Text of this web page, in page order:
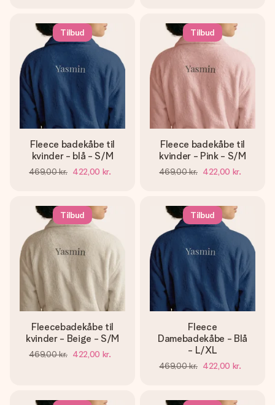
Tilbud
Fleece badekåbe til
kvinder - blå - S/M
469,00 kr. 422,00 kr.
Tilbud
Fleece badekåbe til
kvinder - Pink - S/M
469,00 kr. 422,00 kr.
Tilbud
Fleecebadekåbe til
kvinder - Beige - S/M
469,00 kr. 422,00 kr.
Tilbud
Fleece
Damebadekåbe - Blå
- L/XL
469,00 kr. 422,00 kr.